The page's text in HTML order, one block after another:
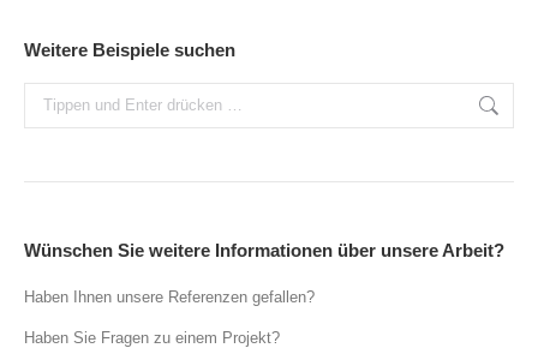
Weitere Beispiele suchen
Search:
Wünschen Sie weitere Informationen über unsere Arbeit?
Haben Ihnen unsere Referenzen gefallen?
Haben Sie Fragen zu einem Projekt?